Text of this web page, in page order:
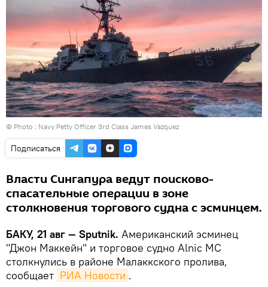
© Photo : Navy Petty Officer 3rd Class James Vazquez
Подписаться
Власти Сингапура ведут поисково-
спасательные операции в зоне
столкновения торгового судна с эсминцем.
БАКУ, 21 авг — Sputnik. Американский эсминец
"Джон Маккейн" и торговое судно Alnic MC
столкнулись в районе Малаккского пролива,
сообщает РИА Новости .